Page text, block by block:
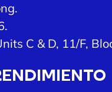
C & D, 11/F,